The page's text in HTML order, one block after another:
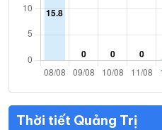
Thời tiết Quảng Trị